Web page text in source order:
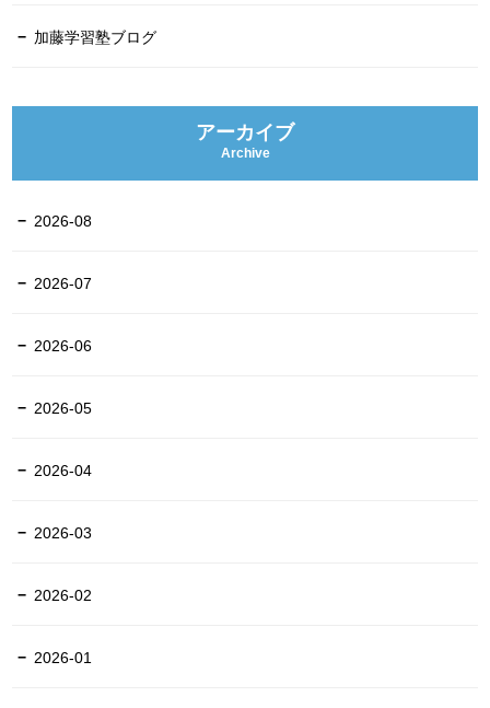
加藤学習塾ブログ
アーカイブ
Archive
2026-08
2026-07
2026-06
2026-05
2026-04
2026-03
2026-02
2026-01